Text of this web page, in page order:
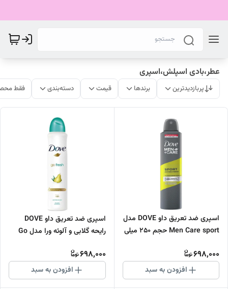
عطر،بادی اسپلش،اسپری
پربازدیدترین برندها قیمت دسته‌بندی فقط
اسپری ضد تعریق داو DOVE مدل
Men Care sport حجم 250 میلی
698,000
افزودن به سبد
اسپری ضد تعریق داو DOVE
رایحه گلابی و آلوئه ورا مدل Go
250 میلی لیتر اورجینال
698,000
افزودن به سبد